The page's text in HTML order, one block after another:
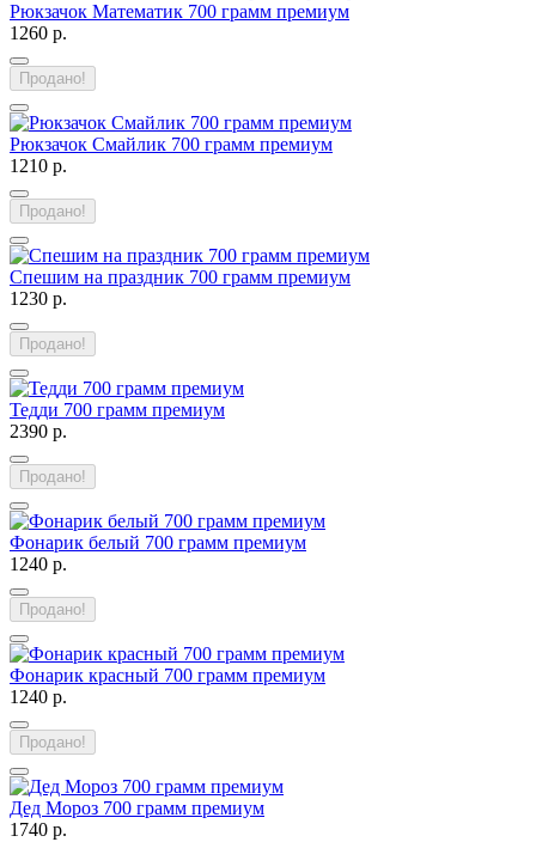
Рюкзачок Математик 700 грамм премиум
1260 р.
Продано!
Рюкзачок Смайлик 700 грамм премиум
1210 р.
Продано!
Спешим на праздник 700 грамм премиум
1230 р.
Продано!
Тедди 700 грамм премиум
2390 р.
Продано!
Фонарик белый 700 грамм премиум
1240 р.
Продано!
Фонарик красный 700 грамм премиум
1240 р.
Продано!
Дед Мороз 700 грамм премиум
1740 р.